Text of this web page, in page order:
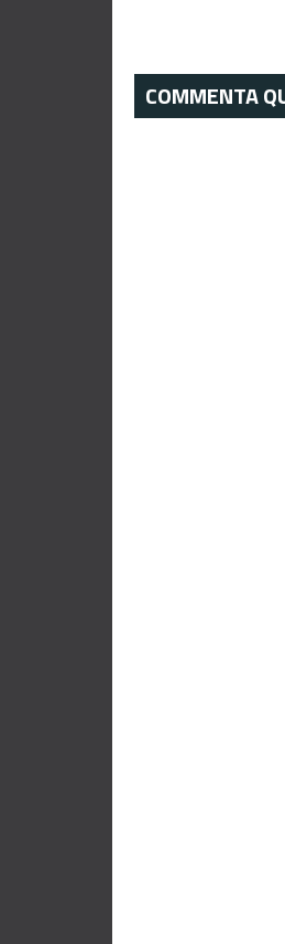
COMMENTA